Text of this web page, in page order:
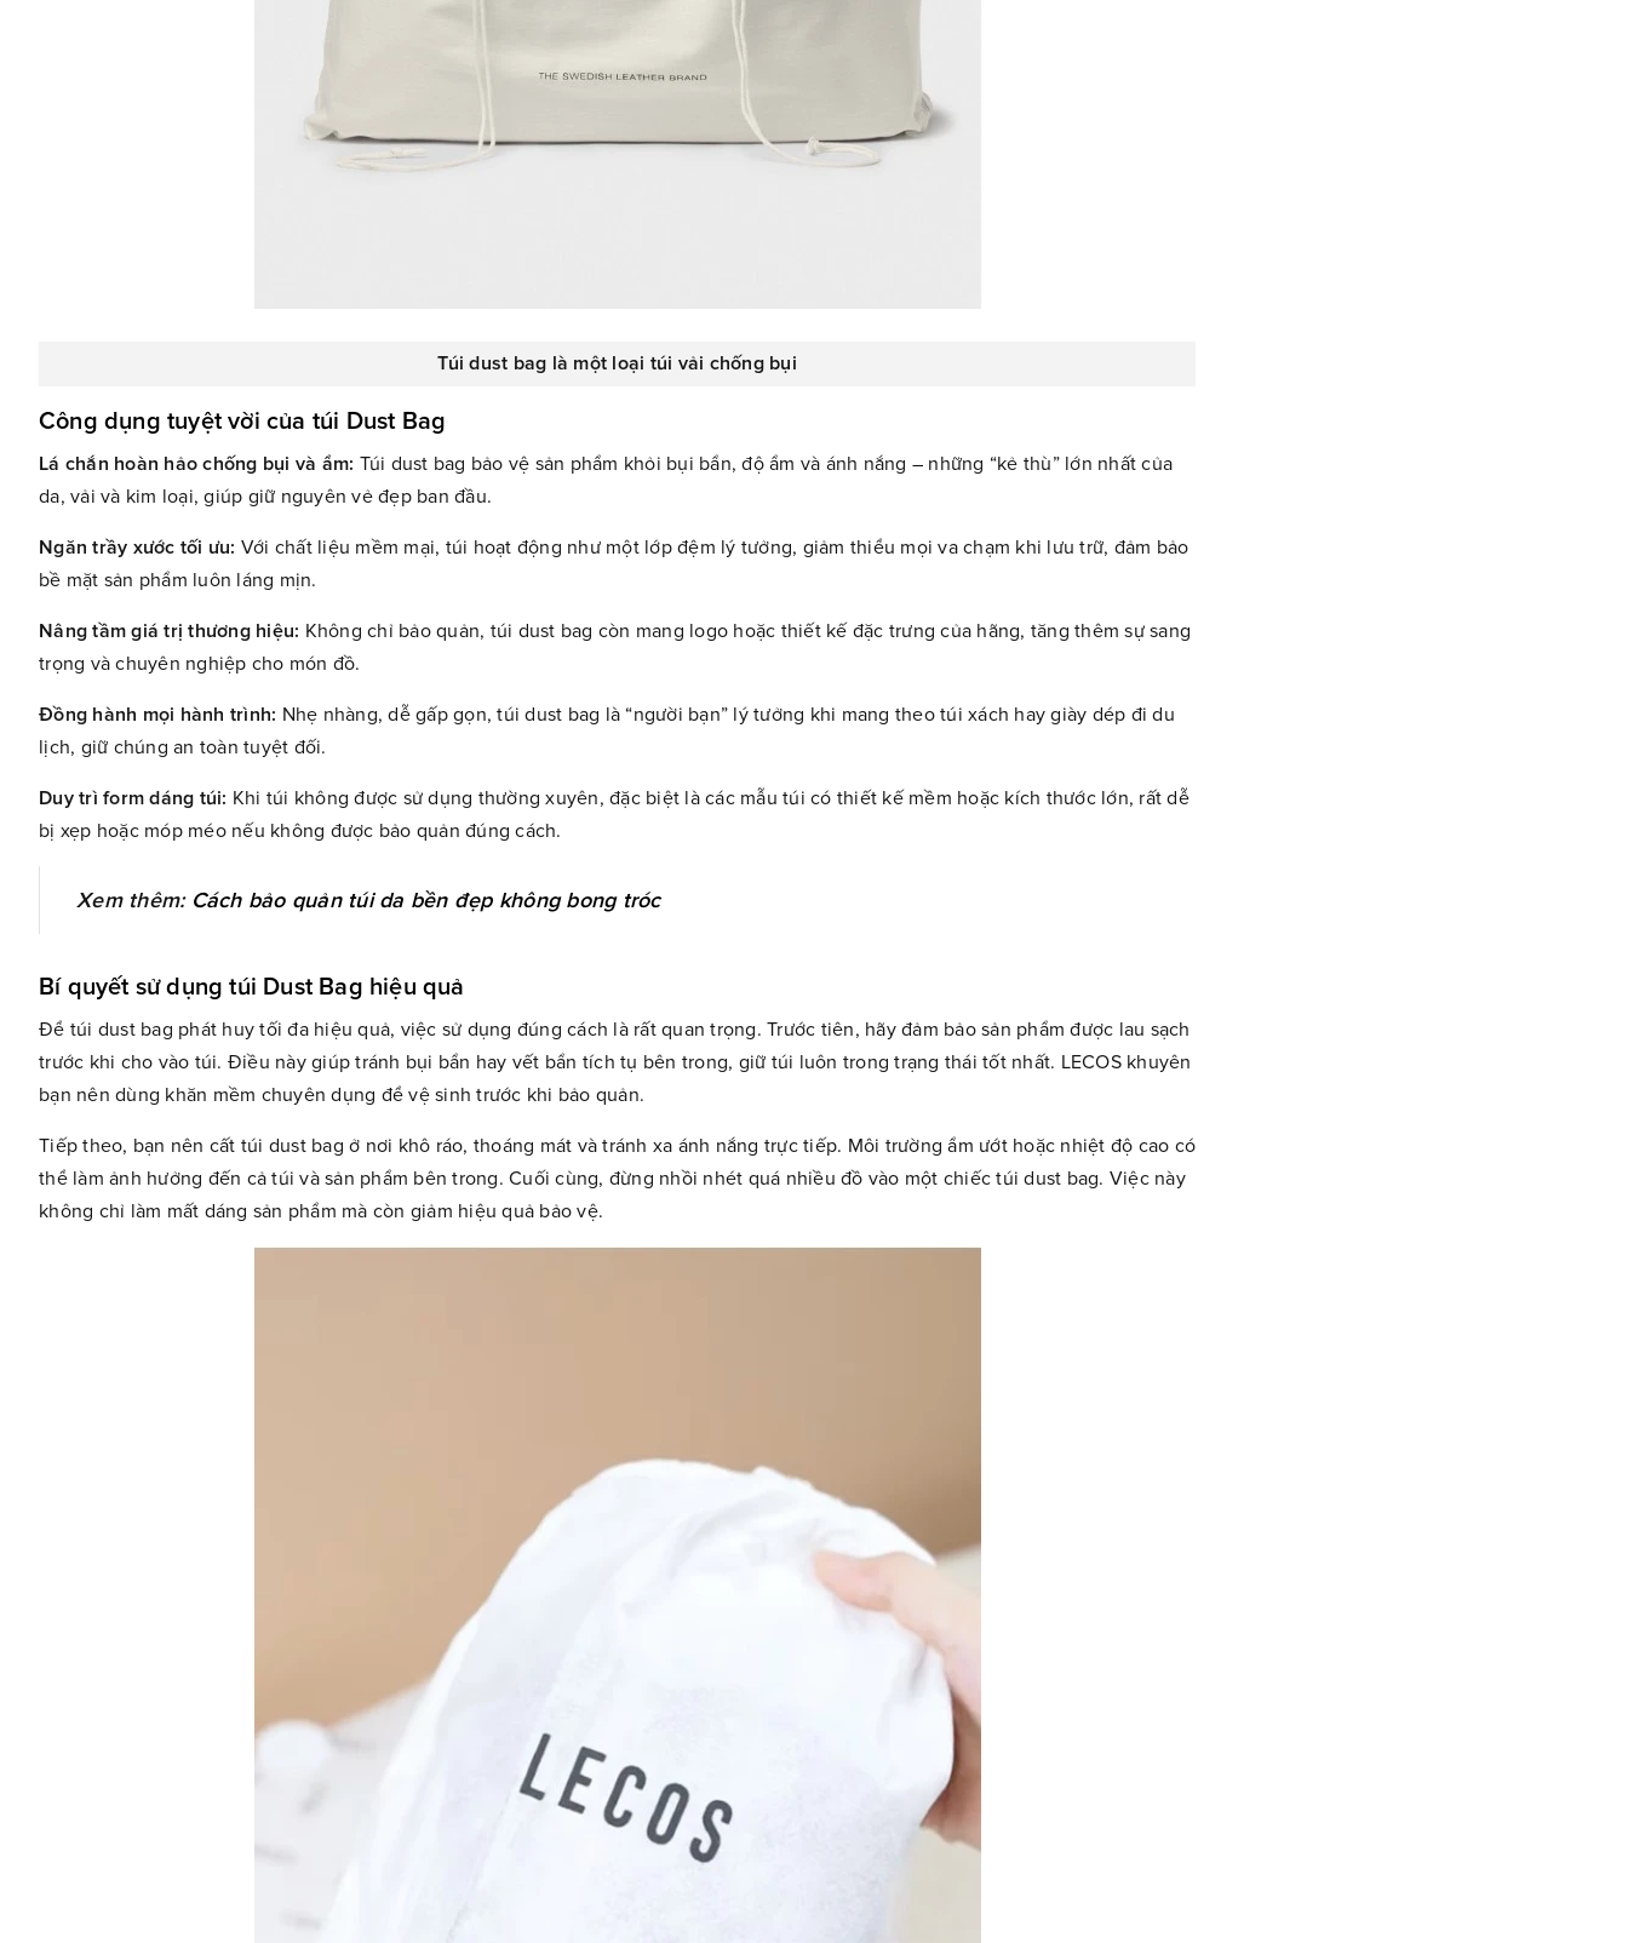
Túi dust bag là một loại túi vải chống bụi
Công dụng tuyệt vời của túi Dust Bag
Lá chắn hoàn hảo chống bụi và ẩm: Túi dust bag bảo vệ sản phẩm khỏi bụi bẩn, độ ẩm và ánh nắng – những “kẻ thù” lớn nhất của
da, vải và kim loại, giúp giữ nguyên vẻ đẹp ban đầu.
Ngăn trầy xước tối ưu: Với chất liệu mềm mại, túi hoạt động như một lớp đệm lý tưởng, giảm thiểu mọi va chạm khi lưu trữ, đảm bảo
bề mặt sản phẩm luôn láng mịn.
Nâng tầm giá trị thương hiệu: Không chỉ bảo quản, túi dust bag còn mang logo hoặc thiết kế đặc trưng của hãng, tăng thêm sự sang
trọng và chuyên nghiệp cho món đồ.
Đồng hành mọi hành trình: Nhẹ nhàng, dễ gấp gọn, túi dust bag là “người bạn” lý tưởng khi mang theo túi xách hay giày dép đi du
lịch, giữ chúng an toàn tuyệt đối.
Duy trì form dáng túi: Khi túi không được sử dụng thường xuyên, đặc biệt là các mẫu túi có thiết kế mềm hoặc kích thước lớn, rất dễ
bị xẹp hoặc móp méo nếu không được bảo quản đúng cách.
Xem thêm: Cách bảo quản túi da bền đẹp không bong tróc
Bí quyết sử dụng túi Dust Bag hiệu quả
Để túi dust bag phát huy tối đa hiệu quả, việc sử dụng đúng cách là rất quan trọng. Trước tiên, hãy đảm bảo sản phẩm được lau sạch
trước khi cho vào túi. Điều này giúp tránh bụi bẩn hay vết bẩn tích tụ bên trong, giữ túi luôn trong trạng thái tốt nhất. LECOS khuyên
bạn nên dùng khăn mềm chuyên dụng để vệ sinh trước khi bảo quản.
Tiếp theo, bạn nên cất túi dust bag ở nơi khô ráo, thoáng mát và tránh xa ánh nắng trực tiếp. Môi trường ẩm ướt hoặc nhiệt độ cao có
thể làm ảnh hưởng đến cả túi và sản phẩm bên trong. Cuối cùng, đừng nhồi nhét quá nhiều đồ vào một chiếc túi dust bag. Việc này
không chỉ làm mất dáng sản phẩm mà còn giảm hiệu quả bảo vệ.